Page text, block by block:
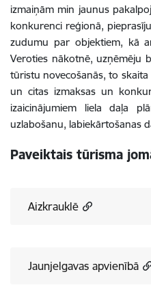
izmaiņām min jaunus
konkurenci reģionā,
zudumu par objektiem, kā
Veroties nākotnē, uzņēmēju
tūristu novecošanās, to
un citas izmaksas un
izaicinājumiem liela daļa
uzlabošanu, labiekārtošanas
Paveiktais tūrisma
Aizkrauklē
Jaunjelgavas apvienībā